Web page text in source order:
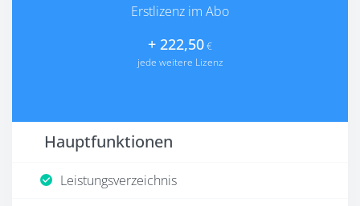
Erstlizenz im Abo
+ 222,50€
jede weitere Lizenz
Hauptfunktionen
Leistungsverzeichnis